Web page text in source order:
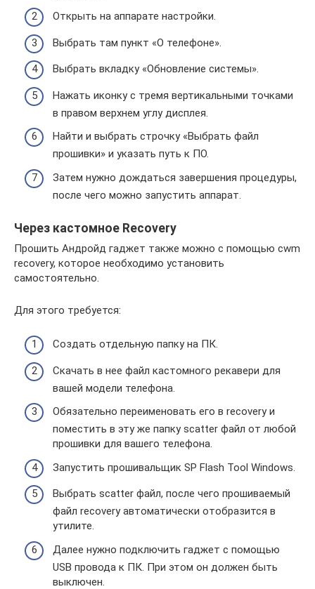
Открыть на аппарате настройки.
Выбрать там пункт «О телефоне».
Выбрать вкладку «Обновление системы».
Нажать иконку с тремя вертикальными точками
в правом верхнем углу дисплея.
Найти и выбрать строчку «Выбрать файл
прошивки» и указать путь к ПО.
Затем нужно дождаться завершения процедуры,
после чего можно запустить аппарат.
Через кастомное Recoverу
Прошить Андройд гаджет также можно с помощью cwm
recovery, которое необходимо установить
самостоятельно.
Для этого требуется:
Создать отдельную папку на ПК.
Скачать в нее файл кастомного рекавери для
вашей модели телефона.
Обязательно переименовать его в recovery и
поместить в эту же папку scatter файл от любой
прошивки для вашего телефона.
Запустить прошивальщик SP Flash Tool Windows.
Выбрать scatter файл, после чего прошиваемый
файл recovery автоматически отобразится в
утилите.
Далее нужно подключить гаджет с помощью
USB провода к ПК. При этом он должен быть
выключен.